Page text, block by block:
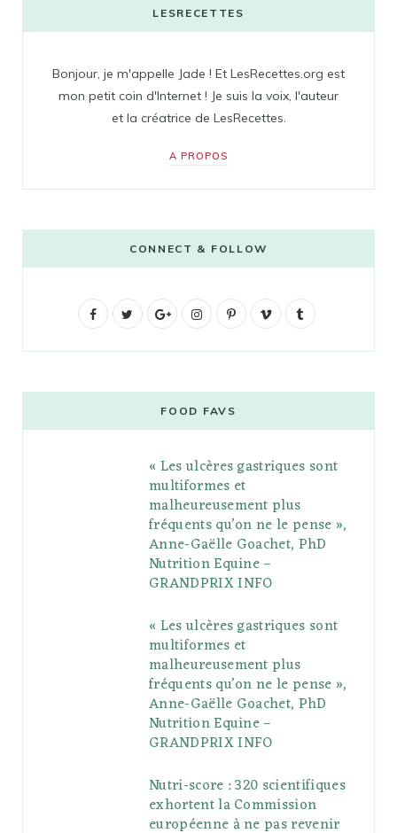
LESRECETTES
Bonjour, je m'appelle Jade ! Et LesRecettes.org est
mon petit coin d'Internet ! Je suis la voix, l'auteur
et la créatrice de LesRecettes.
A PROPOS
CONNECT & FOLLOW
F
b
t
G
g
l
e
P
l
s
I
t
a
g
r
a
P
e
r
e
s
V
o
l
r
FOOD FAVS
« Les ulcères gastriques sont
multiformes et
malheureusement plus
fréquents qu’on ne le pense »,
Anne-Gaëlle Goachet, PhD
Nutrition Equine –
GRANDPRIX INFO
« Les ulcères gastriques sont
multiformes et
malheureusement plus
fréquents qu’on ne le pense »,
Anne-Gaëlle Goachet, PhD
Nutrition Equine –
GRANDPRIX INFO
Nutri-score : 320 scientifiques
exhortent la Commission
européenne à ne pas revenir